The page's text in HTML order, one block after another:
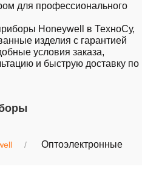
для профессионального
Honeywell в ТехноСу,
изделия с гарантией
условия заказа,
и быструю доставку по
Оптоэлектронные